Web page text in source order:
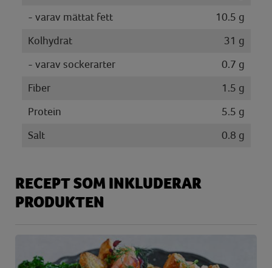
- varav mättat fett
10.5 g
Kolhydrat
31 g
- varav sockerarter
0.7 g
Fiber
1.5 g
Protein
5.5 g
Salt
0.8 g
RECEPT SOM INKLUDERAR
PRODUKTEN